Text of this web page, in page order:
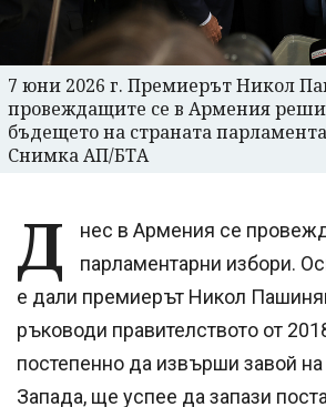
7 юни 2026 г. Премиерът Никол
провеждащите се в Армения
бъдещето на страната
Снимка АП/БТА
Д
нес в Армения се
парламентарни избори.
е дали премиерът Никол
ръководи правителството от
постепенно да извърши завой
Запада, ще успее да запази